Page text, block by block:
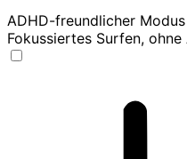
ADHD-freundlicher Modus
Fokussiertes Surfen,